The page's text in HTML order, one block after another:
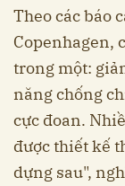
Theo các báo
Copenhagen,
trong một:
năng chống
cực đoan.
được thiết kế
dựng sau",